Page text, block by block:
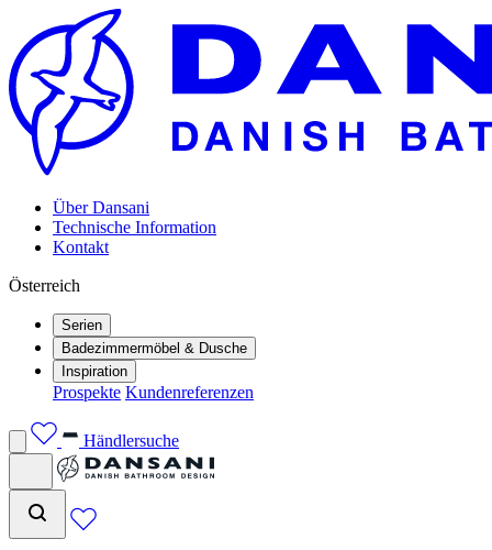
Über Dansani
Technische Information
Kontakt
Österreich
Serien
Badezimmermöbel & Dusche
Inspiration
Prospekte Kundenreferenzen
Händlersuche